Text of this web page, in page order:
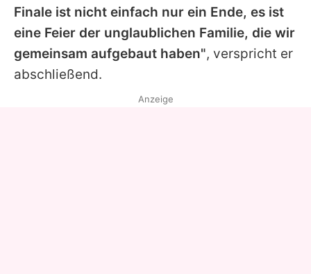
Finale ist nicht einfach nur ein Ende, es ist
eine Feier der unglaublichen Familie, die wir
gemeinsam aufgebaut haben", verspricht er
abschließend.
Anzeige